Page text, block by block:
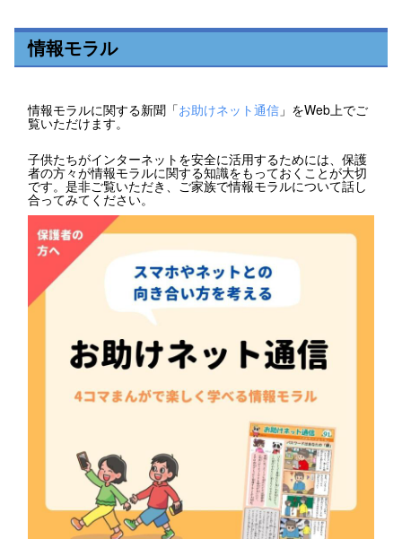
情報モラル
情報モラルに関する新聞「お助けネット通信 」をWeb上でご
覧いただけます。
子供たちがインターネットを安全に活用するためには、保護
者の方々が情報モラルに関する知識をもっておくことが大切
です。是非ご覧いただき、ご家族で情報モラルについて話し
合ってみてください。